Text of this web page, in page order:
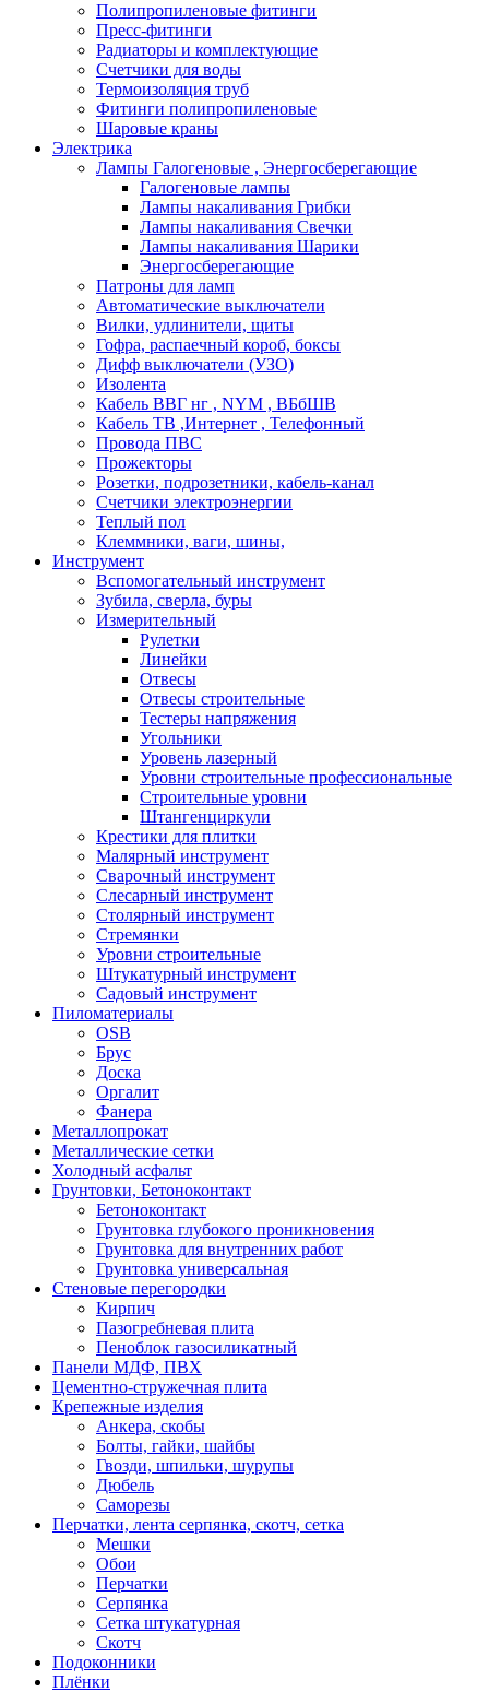
Полипропиленовые фитинги
Пресс-фитинги
Радиаторы и комплектующие
Счетчики для воды
Термоизоляция труб
Фитинги полипропиленовые
Шаровые краны
Электрика
Лампы Галогеновые , Энергосберегающие
Галогеновые лампы
Лампы накаливания Грибки
Лампы накаливания Свечки
Лампы накаливания Шарики
Энергосберегающие
Патроны для ламп
Автоматические выключатели
Вилки, удлинители, щиты
Гофра, распаечный короб, боксы
Дифф выключатели (УЗО)
Изолента
Кабель ВВГ нг , NYM , ВБбШВ
Кабель ТВ ,Интернет , Телефонный
Провода ПВС
Прожекторы
Розетки, подрозетники, кабель-канал
Счетчики электроэнергии
Теплый пол
Клеммники, ваги, шины,
Инструмент
Вспомогательный инструмент
Зубила, сверла, буры
Измерительный
Рулетки
Линейки
Отвесы
Отвесы строительные
Тестеры напряжения
Угольники
Уровень лазерный
Уровни строительные профессиональные
Строительные уровни
Штангенциркули
Крестики для плитки
Малярный инструмент
Сварочный инструмент
Слесарный инструмент
Столярный инструмент
Стремянки
Уровни строительные
Штукатурный инструмент
Садовый инструмент
Пиломатериалы
OSB
Брус
Доска
Оргалит
Фанера
Металлопрокат
Металлические сетки
Холодный асфальт
Грунтовки, Бетоноконтакт
Бетоноконтакт
Грунтовка глубокого проникновения
Грунтовка для внутренних работ
Грунтовка универсальная
Стеновые перегородки
Кирпич
Пазогребневая плита
Пеноблок газосиликатный
Панели МДФ, ПВХ
Цементно-стружечная плита
Крепежные изделия
Анкера, скобы
Болты, гайки, шайбы
Гвозди, шпильки, шурупы
Дюбель
Саморезы
Перчатки, лента серпянка, скотч, сетка
Мешки
Обои
Перчатки
Серпянка
Сетка штукатурная
Скотч
Подоконники
Плёнки